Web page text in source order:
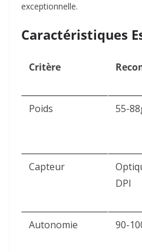
exceptionnelle.​
Caractéristiques
Critère
Poids
55-
Capteur
DPI
Autonomie
90-